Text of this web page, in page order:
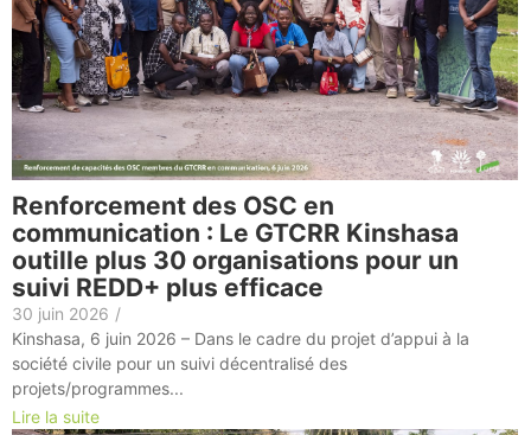
Renforcement des OSC en
communication : Le GTCRR Kinshasa
outille plus 30 organisations pour un
suivi REDD+ plus efficace
30 juin 2026 /
Kinshasa, 6 juin 2026 – Dans le cadre du projet d’appui à la
société civile pour un suivi décentralisé des
projets/programmes...
Lire la suite